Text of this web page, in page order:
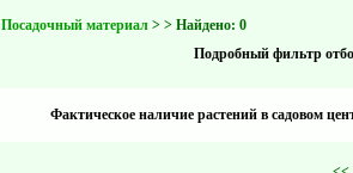
Посадочный материал > > Найдено: 0
Подробный фильтр
Фактическое наличие растений в садовом